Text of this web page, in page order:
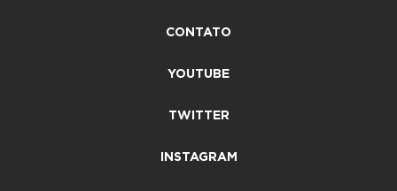
CONTATO
YOUTUBE
TWITTER
INSTAGRAM